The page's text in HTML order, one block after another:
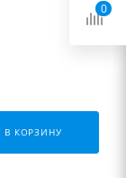
В КОРЗИНУ
0